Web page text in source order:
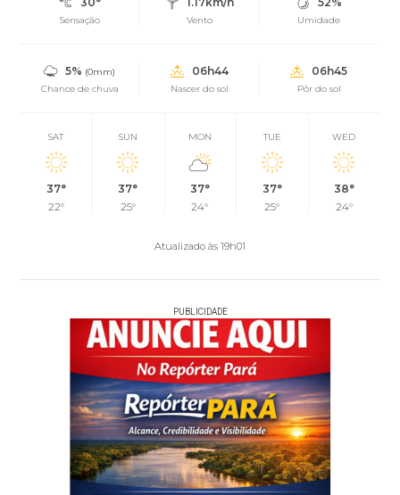
Sensação Vento Umidade
5% (0mm)
Chance de chuva
06h44
Nascer do sol
06h45
Pôr do sol
SAT
37°
22°
SUN
37°
25°
MON
37°
24°
TUE
37°
25°
WED
38°
24°
Atualizado às 19h01
PUBLICIDADE